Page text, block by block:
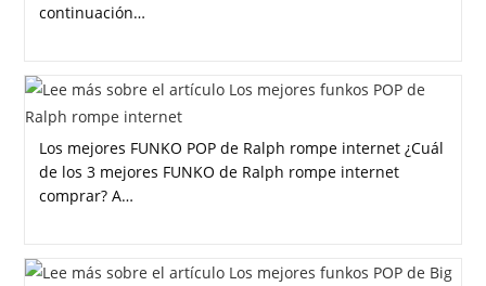
continuación…
Los mejores FUNKO POP de Ralph rompe internet ¿Cuál
de los 3 mejores FUNKO de Ralph rompe internet
comprar? A…